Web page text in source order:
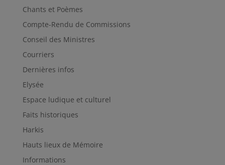
Chants et Poèmes
Compte-Rendu de Commissions
Conseil des Ministres
Courriers
Dernières infos
Elysée
Espace ludique et culturel
Faits historiques
Harkis
Hauts lieux de Mémoire
Informations